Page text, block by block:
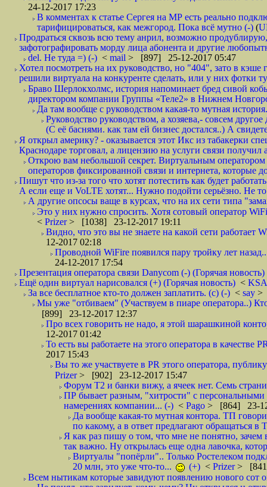
24-12-2017 17:23
В комментах к статье Сергея на МР есть реально
тарифицироваться, как межгород. Пока всё мутно (-) (
Продраться сквозь всю тему анрил, возможно
зафотографировать морду лица абонента и другие
del. Не туда =) (-) < mail > [897] 25-12-2017 05:47
Хотел посмотреть на их руководство, но "404", зато в
решили виртуала на конкуренте сделать, или у них фотки
Браво Шерлокхолмс, история напоминает бред сивой
директором компании Группы «Теле2» в Нижнем
Да там вообще с руководством какая-то мутная
Руководство руководством, а хозяева,- совсем
(С её баснями. как там ей бизнес достался..) А
Я открыл америку? - оказывается этот Икс из табакерки
Краснодаре торговал, а лицензию на услуги связи получил
Открою вам небольшой секрет. Виртуальным оператором
операторов фиксированной связи и интернета, которые
Пишут что из-за того что хотят потестить как будет
А если еще и VoLTE хотят... Нужно подойти серьёзно. Не
А другие опсосы ваще в курсах, что на их сети типа
Это у них нужно спросить. Хотя сотовый оператор
< Prizer> [1038] 23-12-2017 19:11
Видно, что это вы не знаете на какой сети
12-2017 02:18
Проводной WiFire появился пару тройку лет
24-12-2017 17:54
Презентация оператора связи Danycom (-) (Горячая новость)
Ещё один виртуал нарисовался (+) (Горячая новость) <
За все бесплатное кто-то должен заплатить. (с) (-) < say >
Мы уже "отбиваем" (Участвуем в пиаре оператора..)
[899] 23-12-2017 12:37
Про всех говорить не надо, я этой шарашкиной
12-2017 01:42
То есть вы работаете на этого оператора в качестве
2017 15:43
Вы то же участвуете в PR этого оператора,
Prizer> [902] 23-12-2017 15:47
Форум Т2 и банки вижу, а ячеек нет. Семь
ПР бывает разным, "хитрости" с персональными
намерениях компании... (-) < Pago > [864] 23-
Да вообще какая-то мутная контора. ТП
по какому, а в ответ предлагают обращаться
Я как раз пишу о том, что мне не понятно, зачем
так важно. Ну открылась еще одна лавочка,
Виртуалы "попёрли".. Только Ростелеком
20 млн, это уже что-то...
(+) < Prizer>
Всем нытикам которые завидуют появлению нового сот